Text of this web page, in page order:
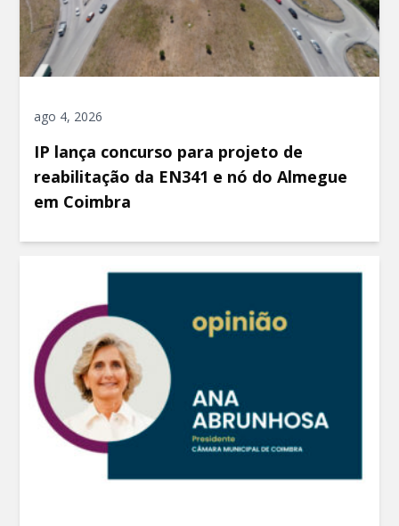
ago 4, 2026
IP lança concurso para projeto de
reabilitação da EN341 e nó do Almegue
em Coimbra